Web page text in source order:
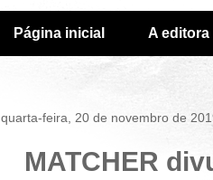
Página inicial A editora
quarta-feira, 20 de novembro de
MATCHER